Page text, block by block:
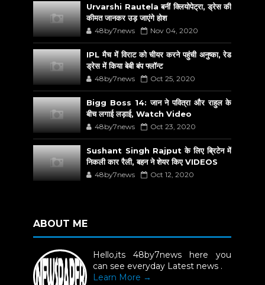
Urvarshi Rautela बनीं क्लियोपेट्रा, ड्रेस की
कीमत जानकर उड़ जाएंगे होश
48by7news Nov 04, 2020
IPL मैच में विराट को चीयर करने पहुंची अनुष्का, रेड
ड्रेस में किया बेबी बंप फ्लॉन्ट
48by7news Oct 25, 2020
Bigg Boss 14: जान ने पवित्रा और राहुल के
बीच लगाई लड़ाई, Watch Video
48by7news Oct 23, 2020
Sushant Singh Rajput के लिए ब्रिटेन में
निकली कार रैली, बहन ने शेयर किए VIDEOS
48by7news Oct 12, 2020
ABOUT ME
Hello,its 48by7news here you
can see everyday Latest news .
Learn More →